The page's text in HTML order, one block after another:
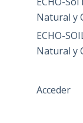
Natural y
ECHO-
Natural y
Acceder